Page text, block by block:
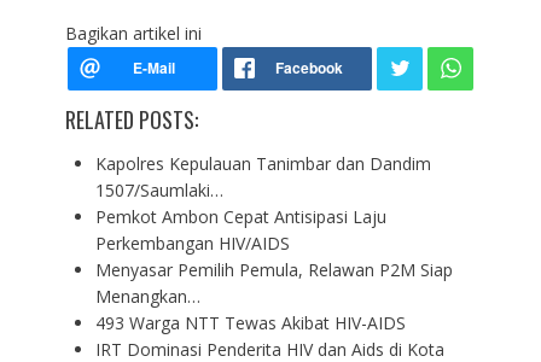
Bagikan artikel ini
RELATED POSTS:
Kapolres Kepulauan Tanimbar dan Dandim
1507/Saumlaki…
Pemkot Ambon Cepat Antisipasi Laju
Perkembangan HIV/AIDS
Menyasar Pemilih Pemula, Relawan P2M Siap
Menangkan…
493 Warga NTT Tewas Akibat HIV-AIDS
IRT Dominasi Penderita HIV dan Aids di Kota